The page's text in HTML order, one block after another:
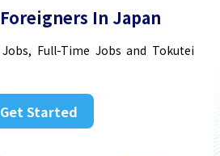
In Japan
Full-Time Jobs and Tokutei
Get Started